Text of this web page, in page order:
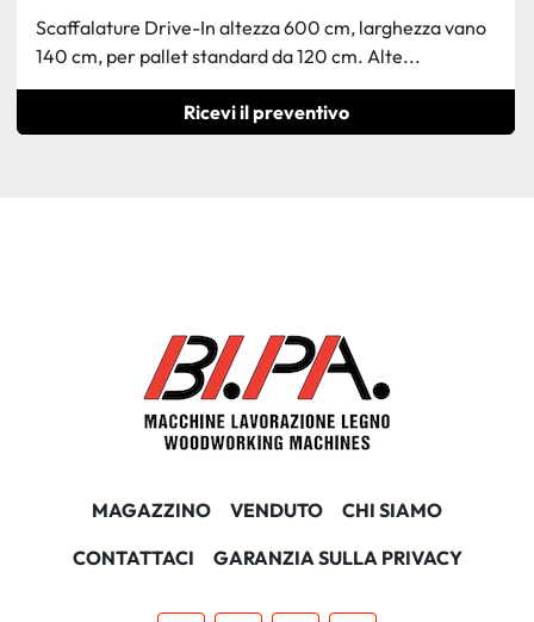
Scaffalature Drive-In altezza 600 cm, larghezza vano
140 cm, per pallet standard da 120 cm. Alte...
Ricevi il preventivo
MAGAZZINO VENDUTO
CHI SIAMO
CONTATTACI
GARANZIA SULLA PRIVACY